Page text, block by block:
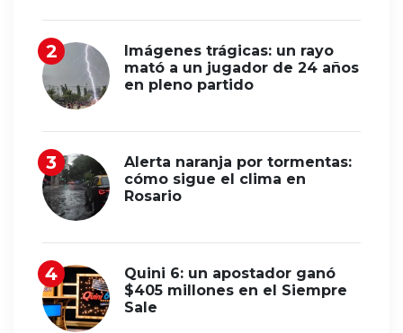
Imágenes trágicas: un rayo
mató a un jugador de 24 años
en pleno partido
Alerta naranja por tormentas:
cómo sigue el clima en
Rosario
Quini 6: un apostador ganó
$405 millones en el Siempre
Sale